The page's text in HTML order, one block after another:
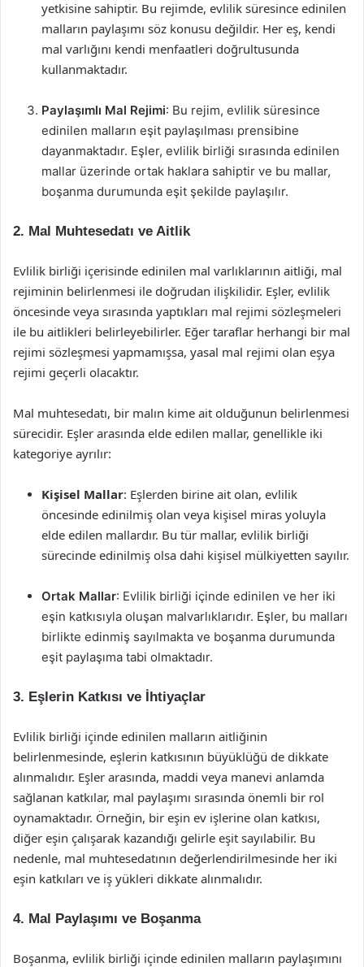
yetkisine sahiptir. Bu rejimde, evlilik süresince edinilen
malların paylaşımı söz konusu değildir. Her eş, kendi
mal varlığını kendi menfaatleri doğrultusunda
kullanmaktadır.
Paylaşımlı Mal Rejimi: Bu rejim, evlilik süresince
edinilen malların eşit paylaşılması prensibine
dayanmaktadır. Eşler, evlilik birliği sırasında edinilen
mallar üzerinde ortak haklara sahiptir ve bu mallar,
boşanma durumunda eşit şekilde paylaşılır.
2. Mal Muhtesedatı ve Aitlik
Evlilik birliği içerisinde edinilen mal varlıklarının aitliği, mal
rejiminin belirlenmesi ile doğrudan ilişkilidir. Eşler, evlilik
öncesinde veya sırasında yaptıkları mal rejimi sözleşmeleri
ile bu aitlikleri belirleyebilirler. Eğer taraflar herhangi bir mal
rejimi sözleşmesi yapmamışsa, yasal mal rejimi olan eşya
rejimi geçerli olacaktır.
Mal muhtesedatı, bir malın kime ait olduğunun belirlenmesi
sürecidir. Eşler arasında elde edilen mallar, genellikle iki
kategoriye ayrılır:
Kişisel Mallar: Eşlerden birine ait olan, evlilik
öncesinde edinilmiş olan veya kişisel miras yoluyla
elde edilen mallardır. Bu tür mallar, evlilik birliği
sürecinde edinilmiş olsa dahi kişisel mülkiyetten sayılır.
Ortak Mallar: Evlilik birliği içinde edinilen ve her iki
eşin katkısıyla oluşan malvarlıklarıdır. Eşler, bu malları
birlikte edinmiş sayılmakta ve boşanma durumunda
eşit paylaşıma tabi olmaktadır.
3. Eşlerin Katkısı ve İhtiyaçlar
Evlilik birliği içinde edinilen malların aitliğinin
belirlenmesinde, eşlerin katkısının büyüklüğü de dikkate
alınmalıdır. Eşler arasında, maddi veya manevi anlamda
sağlanan katkılar, mal paylaşımı sırasında önemli bir rol
oynamaktadır. Örneğin, bir eşin ev işlerine olan katkısı,
diğer eşin çalışarak kazandığı gelirle eşit sayılabilir. Bu
nedenle, mal muhtesedatının değerlendirilmesinde her iki
eşin katkıları ve iş yükleri dikkate alınmalıdır.
4. Mal Paylaşımı ve Boşanma
Boşanma, evlilik birliği içinde edinilen malların paylaşımını